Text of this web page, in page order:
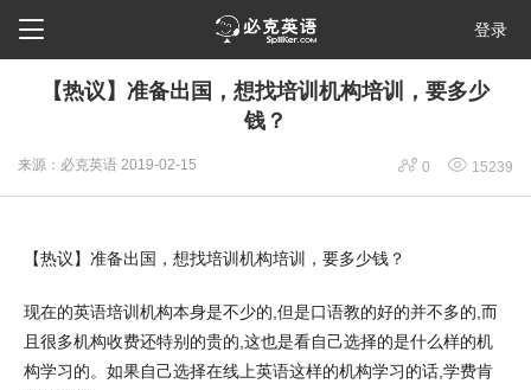
 登录
【热议】准备出国，想找培训机构培训，要多少
钱？
来源：必克英语 2019-02-15  0  15239
【热议】准备出国，想找培训机构培训，要多少钱？
现在的英语培训机构本身是不少的,但是口语教的好的并不多的,而
且很多机构收费还特别的贵的,这也是看自己选择的是什么样的机
构学习的。如果自己选择在线上英语这样的机构学习的话,学费肯